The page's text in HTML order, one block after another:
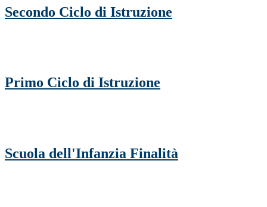
Secondo Ciclo di Istruzione
Primo Ciclo di Istruzione
Scuola dell'Infanzia Finalità